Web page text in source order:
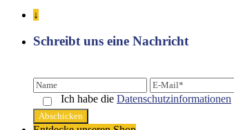
↓
Schreibt uns eine Nachricht
Ich habe die Datenschutz­informationen